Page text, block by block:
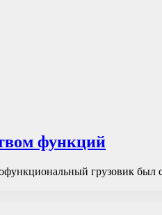
функций
грузовик был